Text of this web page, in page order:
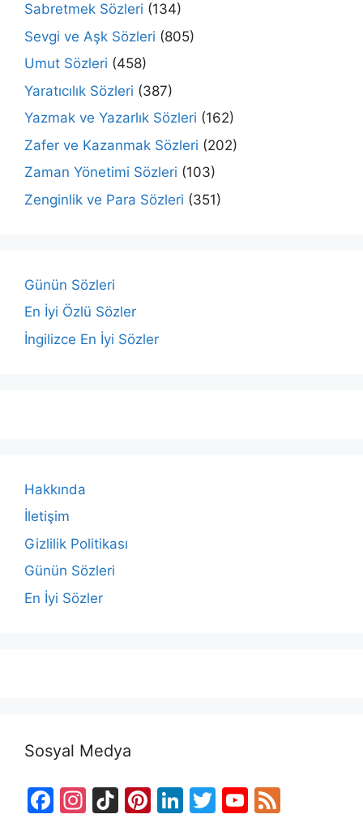
Sabretmek Sözleri (134)
Sevgi ve Aşk Sözleri (805)
Umut Sözleri (458)
Yaratıcılık Sözleri (387)
Yazmak ve Yazarlık Sözleri (162)
Zafer ve Kazanmak Sözleri (202)
Zaman Yönetimi Sözleri (103)
Zenginlik ve Para Sözleri (351)
Günün Sözleri
En İyi Özlü Sözler
İngilizce En İyi Sözler
Hakkında
İletişim
Gizlilik Politikası
Günün Sözleri
En İyi Sözler
Sosyal Medya
F
In Ti Pi Li T
Y